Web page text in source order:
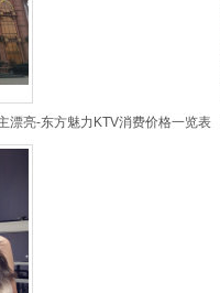
漂亮-东方魅力KTV消费价格一览表